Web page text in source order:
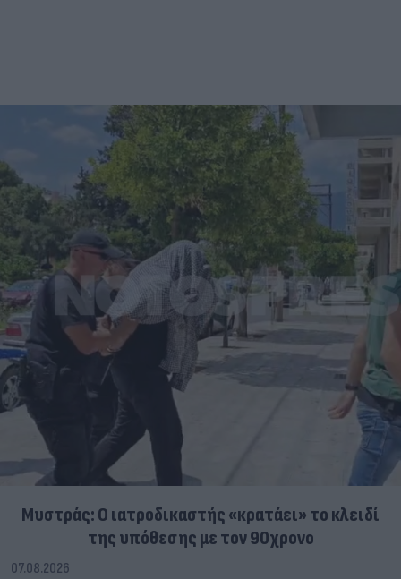
Μυστράς: Ο ιατροδικαστής «κρατάει» το κλειδί
της υπόθεσης με τον 90χρονο
07.08.2026